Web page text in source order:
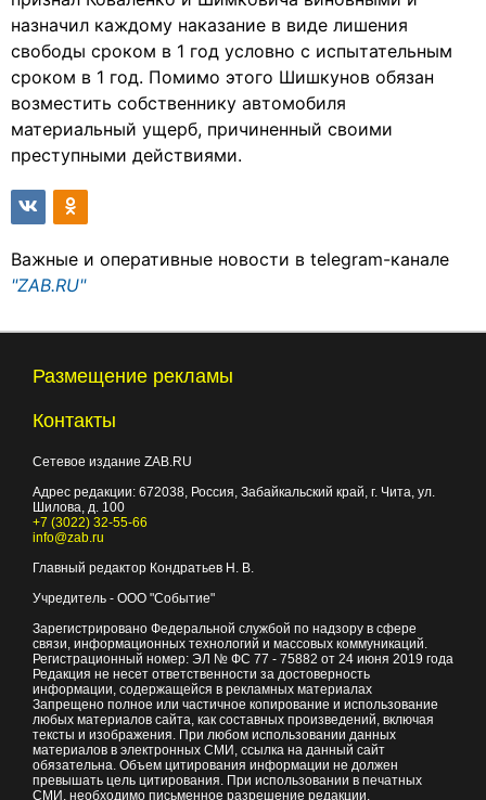
назначил каждому наказание в виде лишения
свободы сроком в 1 год условно с испытательным
сроком в 1 год. Помимо этого Шишкунов обязан
возместить собственнику автомобиля
материальный ущерб, причиненный своими
преступными действиями.
Важные и оперативные новости в telegram-канале
"ZAB.RU"
Размещение рекламы
Контакты
Сетевое издание ZAB.RU
Адрес редакции: 672038, Россия, Забайкальский край, г. Чита, ул.
Шилова, д. 100
+7 (3022) 32-55-66
info@zab.ru
Главный редактор Кондратьев Н. В.
Учредитель - ООО "Событие"
Зарегистрировано Федеральной службой по надзору в сфере
связи, информационных технологий и массовых коммуникаций.
Регистрационный номер: ЭЛ № ФС 77 - 75882 от 24 июня 2019 года
Редакция не несет ответственности за достоверность
информации, содержащейся в рекламных материалах
Запрещено полное или частичное копирование и использование
любых материалов сайта, как составных произведений, включая
тексты и изображения. При любом использовании данных
материалов в электронных СМИ, ссылка на данный сайт
обязательна. Объем цитирования информации не должен
превышать цель цитирования. При использовании в печатных
СМИ, необходимо письменное разрешение редакции.